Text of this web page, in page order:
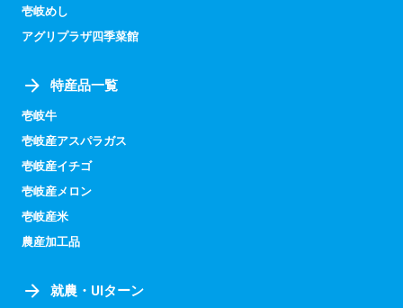
壱岐めし
アグリプラザ四季菜館
特産品一覧
壱岐牛
壱岐産アスパラガス
壱岐産イチゴ
壱岐産メロン
壱岐産米
農産加工品
就農・UIターン